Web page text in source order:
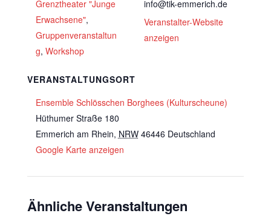
Grenztheater "Junge
Erwachsene",
Gruppenveranstaltun
g, Workshop
VERANSTALTUNGSORT
Ensemble Schlösschen Borghees (Kulturscheune)
Hüthumer Straße 180
Emmerich am Rhein, NRW 46446 Deutschland
Google Karte anzeigen
info@tik-emmerich.de
Veranstalter-Website
anzeigen
Ähnliche Veranstaltungen